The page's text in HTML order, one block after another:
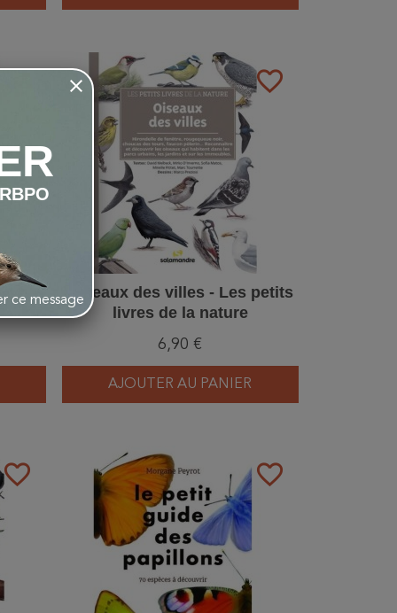
petits
favorite_border
Oiseaux des villes - Les petits
livres de la nature
6,90 €
AJOUTER AU PANIER
favorite_border favorite_border
ce message